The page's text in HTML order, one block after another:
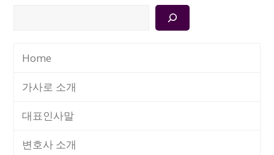
Home
가사로 소개
대표인사말
변호사 소개